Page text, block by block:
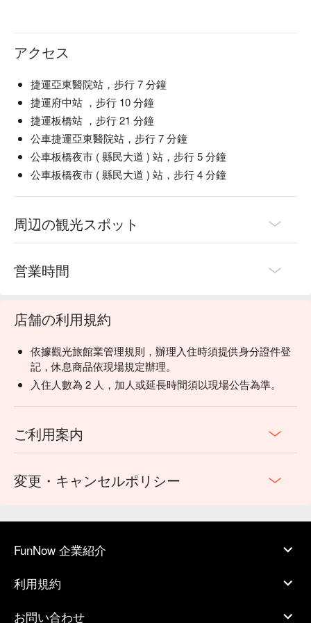
アクセス
捷運亞東醫院站，步行 7 分鐘
捷運府中站 ，步行 10 分鐘
捷運板橋站 ，步行 21 分鐘
公車捷運亞東醫院站，步行 7 分鐘
公車板橋夜市 ( 縣民大道 ) 站，步行 5 分鐘
公車板橋夜市 ( 縣民大道 ) 站，步行 4 分鐘
周辺の観光スポット
営業時間
店舗の利用規約
依據觀光旅館業管理規則，辦理入住時須提供身分證件登
記，休息商品依現場規定辦理。
入住人數為 2 人，加人或延長時間須以現場公告為準。
ご利用案内
変更・キャンセルポリシー
FunNow 企業紹介
利用規約
お問い合わせ